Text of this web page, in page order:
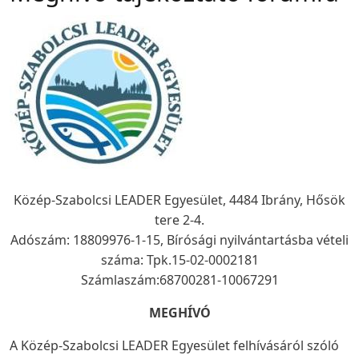
Közép-Szabolcsi LEADER Egyesület, 4484 Ibrány, Hősök
tere 2-4.
Adószám: 18809976-1-15, Bírósági nyilvántartásba vételi
száma: Tpk.15-02-0002181
Számlaszám:68700281-10067291
MEGHÍVÓ
A Közép-Szabolcsi LEADER Egyesület felhívásáról szóló